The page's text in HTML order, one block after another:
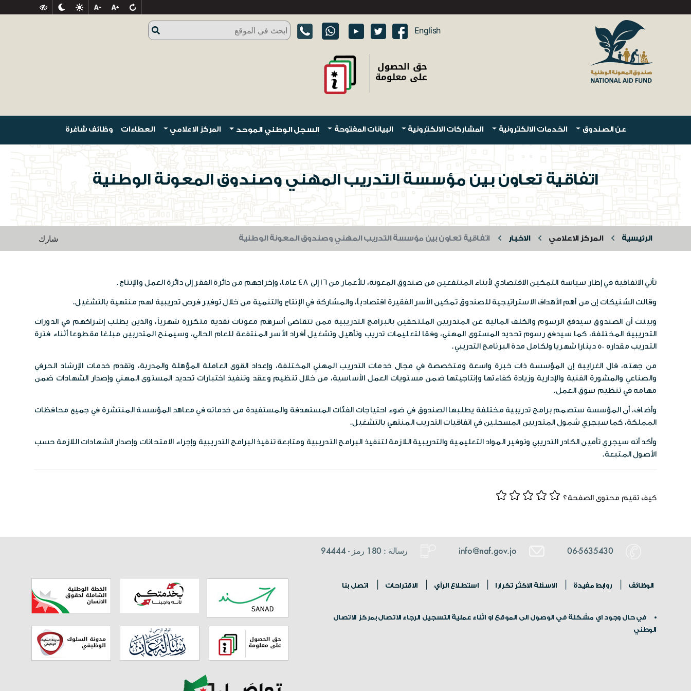
English
عن الصندوق الخدمات الالكترونية المشاركات الالكترونية البيانات المفتوحة السجل الوطني الموحد المركز الاعلامي العطاءات وظائف شاغرة
اتفاقية تعاون بين مؤسسة التدريب المهني وصندوق المعونة الوطنية
الرئيسية المركز الاعلامي الاخبار اتفاقية تعاون بين مؤسسة التدريب المهني وصندوق المعونة الوطنية شارك
تأتي الاتفاقية في إطار سياسة التمكين الاقتصادي لأبناء المنتفعين من صندوق المعونة، للأعمار من 16 إلى 48 عاما، وإخراجهم من دائرة الفقر إلى دائرة العمل والإنتاج.
وقالت الشنيكات إن من أهم الأهداف الاستراتيجية للصندوق تمكين الأسر الفقيرة اقتصادياً، والمشاركة في الإنتاج والتنمية من خلال توفير فرص تدريبية لهم منتهية بالتشغيل.
وبينت أن الصندوق سيدفع الرسوم والكلف المالية عن المتدربين الملتحقين بالبرامج التدريبية ممن تتقاضى أسرهم معونات نقدية متكررة شهرياً، والذين يطلب إشراكهم في الدورات
التدريبية المختلفة، كما سيدفع رسوم تحديد المستوى المهني، وفقا لتعليمات تدريب وتأهيل وتشغيل أفراد الأسر المنتفعة للعام الحالي، وسيمنح المتدربين مبلغا مقطوعا أثناء فترة
التدريب مقداره 50 دينارا شهريا ولكامل مدة البرنامج التدريبي.
من جهته، قال الغرايبة إن المؤسسة ذات خبرة واسعة ومتخصصة في مجال خدمات التدريب المهني المختلفة، وإعداد القوى العاملة المؤهلة والمدربة، وتقدم خدمات الإرشاد الحرفي
والصناعي والمشورة الفنية والإدارية وزيادة كفاءتها وإنتاجيتها ضمن مستويات العمل الأساسية، من خلال تنظيم وعقد وتنفيذ اختبارات تحديد المستوى المهني وإصدار الشهادات ضمن
مهامه في تنظيم سوق العمل.
وأضاف، أن المؤسسة ستصمم برامج تدريبية مختلفة يطلبها الصندوق في ضوء احتياجات الفئات المستهدفة والمستفيدة من خدماته في معاهد المؤسسة المنتشرة في جميع محافظات
المملكة، كما سيجري شمول المتدربين المسجلين في اتفاقيات التدريب المنتهي بالتشغيل.
وأكد أنه سيجري تأمين الكادر التدريبي وتوفير المواد التعليمية والتدريبية اللازمة لتنفيذ البرامج التدريبية ومتابعة تنفيذ البرامج التدريبية وإجراء الامتحانات وإصدار الشهادات اللازمة حسب
الأصول المتبعة.
كيف تقيم محتوى الصفحة؟
06-5635430 رسالة : 180 رمز - 94444
الوظائف روابط مفيدة الاسئلة الاكثر تكرارا استطلاع الرأي الاقتراحات اتصل بنا
في حال وجود اي مشكلة في الوصول الى الموقع او اثناء عملية التسجيل الرجاء الاتصال بمركز الاتصال
الوطني